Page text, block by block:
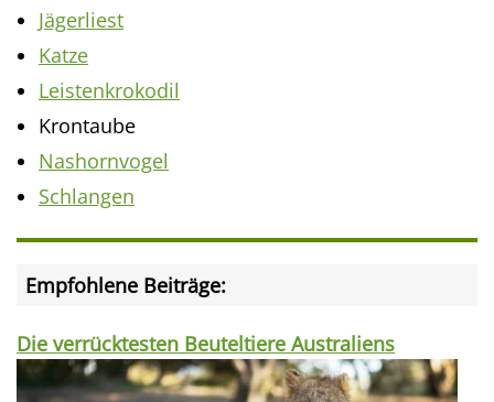
Jägerliest
Katze
Leistenkrokodil
Krontaube
Nashornvogel
Schlangen
Empfohlene Beiträge:
Die verrücktesten Beuteltiere Australiens